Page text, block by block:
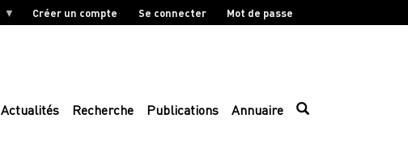
Créer un compte Se connecter Mot de passe
Actualités Recherche Publications Annuaire